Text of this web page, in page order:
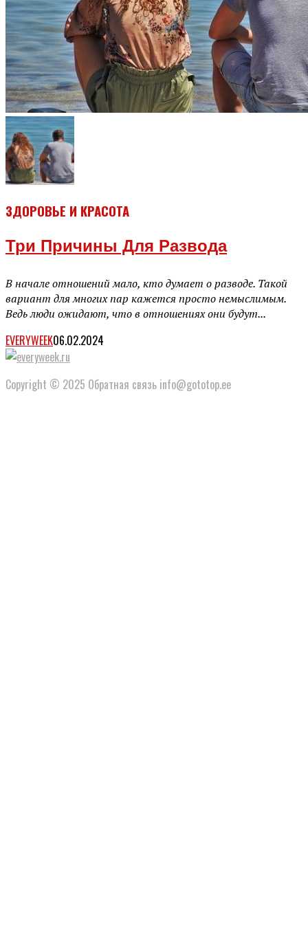
ЗДОРОВЬЕ И КРАСОТА
Три Причины Для Развода
В начале отношений мало, кто думает о разводе. Такой
вариант для многих пар кажется просто немыслимым.
Ведь люди ожидают, что в отношениях они будут...
EVERYWEEK06.02.2024
Copyright © 2025 Обратная связь info@gototop.ee